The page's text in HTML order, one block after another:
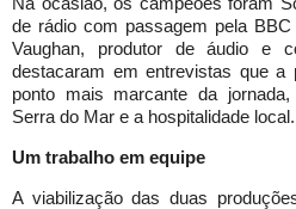
Na ocasião, os campeões foram
de rádio com passagem pela
Vaughan, produtor de áudio e
destacaram em entrevistas que a
ponto mais marcante da
Serra do Mar e a hospitalidade local.
Um trabalho em equipe
A viabilização das duas